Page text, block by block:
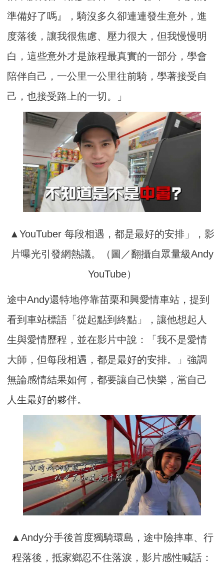
準備好了嗎』，騎沒多久卻連連發生意外，進
度落後，讓我很焦慮、壓力很大，但我慢慢明
白，這些意外才是旅程最真實的一部分，學會
陪伴自己，一公里一公里往前騎，學著接受自
己，也接受路上的一切。」
▲YouTuber 每段相遇，都是最好的安排」，影
片曝光引發網熱議。（圖／翻攝自眾量級Andy
YouTube）
途中Andy還特地停靠苗栗和興愛情車站，提到
看到車站標語「從起點到終點」，讓他想起人
生與愛情歷程，並在影片中說：「我不是愛情
大師，但每段相遇，都是最好的安排。」強調
無論感情結果如何，都要讓自己快樂，當自己
人生最好的夥伴。
▲Andy分手後首度獨騎環島，途中險摔車、行
程落後，抵家鄉忍不住落淚，影片感性喊話：